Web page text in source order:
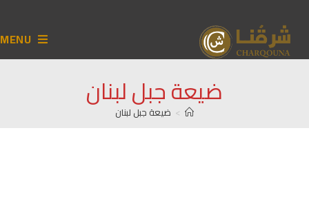
MENU
ضيعة جبل لبنان
> ضيعة جبل لبنان